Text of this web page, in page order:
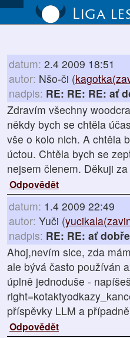
Liga
datum: 2.4 2009 18:51
autor: Nšo-či (
nadpis: RE: RE: RE: ať
Zdravím všechny
někdy bych se chtěla
vše o kolo nich. A chtěla
úctou. Chtěla bych se
nejsem členem. Děkuji
Odpovědět
datum: 1.4 2009 22:49
autor: Yuči (
nadpis: RE: RE: ať
Ahoj,nevím sice, zda
ale bývá často používán
úplně jednoduše -
příspěvky LLM a
Odpovědět